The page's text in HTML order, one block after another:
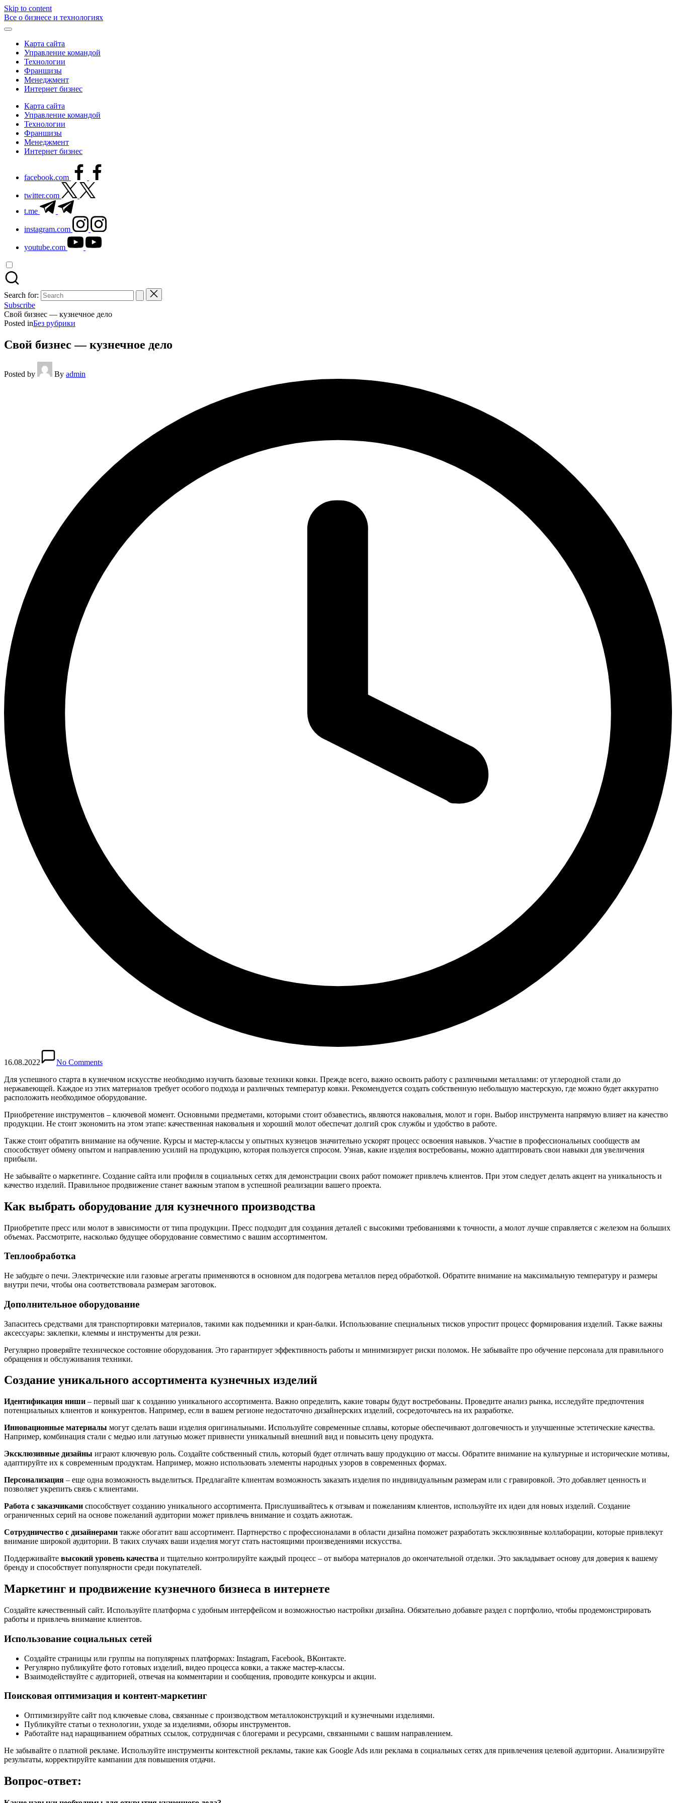
Skip to content
Все о бизнесе и технологиях
Карта сайта
Управление командой
Технологии
Франшизы
Менеджмент
Интернет бизнес
Карта сайта
Управление командой
Технологии
Франшизы
Менеджмент
Интернет бизнес
facebook.com
twitter.com
t.me
instagram.com
youtube.com
Search for:
Subscribe
Свой бизнес — кузнечное дело
Posted inБез рубрики
Свой бизнес — кузнечное дело
Posted by By admin
16.08.2022
No Comments
Для успешного старта в кузнечном искусстве необходимо изучить базовые техники ковки. Прежде всего, важно освоить работу с различными металлами: от углеродной стали до
нержавеющей. Каждое из этих материалов требует особого подхода и различных температур ковки. Рекомендуется создать собственную небольшую мастерскую, где можно будет аккуратно
расположить необходимое оборудование.
Приобретение инструментов – ключевой момент. Основными предметами, которыми стоит обзавестись, являются наковальня, молот и горн. Выбор инструмента напрямую влияет на качество
продукции. Не стоит экономить на этом этапе: качественная наковальня и хороший молот обеспечат долгий срок службы и удобство в работе.
Также стоит обратить внимание на обучение. Курсы и мастер-классы у опытных кузнецов значительно ускорят процесс освоения навыков. Участие в профессиональных сообществ ам
способствует обмену опытом и направлению усилий на продукцию, которая пользуется спросом. Узнав, какие изделия востребованы, можно адаптировать свои навыки для увеличения
прибыли.
Не забывайте о маркетинге. Создание сайта или профиля в социальных сетях для демонстрации своих работ поможет привлечь клиентов. При этом следует делать акцент на уникальность и
качество изделий. Правильное продвижение станет важным этапом в успешной реализации вашего проекта.
Как выбрать оборудование для кузнечного производства
Приобретите пресс или молот в зависимости от типа продукции. Пресс подходит для создания деталей с высокими требованиями к точности, а молот лучше справляется с железом на больших
объемах. Рассмотрите, насколько будущее оборудование совместимо с вашим ассортиментом.
Теплообработка
Не забудьте о печи. Электрические или газовые агрегаты применяются в основном для подогрева металлов перед обработкой. Обратите внимание на максимальную температуру и размеры
внутри печи, чтобы она соответствовала размерам заготовок.
Дополнительное оборудование
Запаситесь средствами для транспортировки материалов, такими как подъемники и кран-балки. Использование специальных тисков упростит процесс формирования изделий. Также важны
аксессуары: заклепки, клеммы и инструменты для резки.
Регулярно проверяйте техническое состояние оборудования. Это гарантирует эффективность работы и минимизирует риски поломок. Не забывайте про обучение персонала для правильного
обращения и обслуживания техники.
Создание уникального ассортимента кузнечных изделий
Идентификация ниши – первый шаг к созданию уникального ассортимента. Важно определить, какие товары будут востребованы. Проведите анализ рынка, исследуйте предпочтения
потенциальных клиентов и конкурентов. Например, если в вашем регионе недостаточно дизайнерских изделий, сосредоточьтесь на их разработке.
Инновационные материалы могут сделать ваши изделия оригинальными. Используйте современные сплавы, которые обеспечивают долговечность и улучшенные эстетические качества.
Например, комбинация стали с медью или латунью может привнести уникальный внешний вид и повысить цену продукта.
Эксклюзивные дизайны играют ключевую роль. Создайте собственный стиль, который будет отличать вашу продукцию от массы. Обратите внимание на культурные и исторические мотивы,
адаптируйте их к современным продуктам. Например, можно использовать элементы народных узоров в современных формах.
Персонализация – еще одна возможность выделиться. Предлагайте клиентам возможность заказать изделия по индивидуальным размерам или с гравировкой. Это добавляет ценность и
позволяет укрепить связь с клиентами.
Работа с заказчиками способствует созданию уникального ассортимента. Прислушивайтесь к отзывам и пожеланиям клиентов, используйте их идеи для новых изделий. Создание
ограниченных серий на основе пожеланий аудитории может привлечь внимание и создать ажиотаж.
Сотрудничество с дизайнерами также обогатит ваш ассортимент. Партнерство с профессионалами в области дизайна поможет разработать эксклюзивные коллаборации, которые привлекут
внимание широкой аудитории. В таких случаях ваши изделия могут стать настоящими произведениями искусства.
Поддерживайте высокий уровень качества и тщательно контролируйте каждый процесс – от выбора материалов до окончательной отделки. Это закладывает основу для доверия к вашему
бренду и способствует популярности среди покупателей.
Маркетинг и продвижение кузнечного бизнеса в интернете
Создайте качественный сайт. Используйте платформа с удобным интерфейсом и возможностью настройки дизайна. Обязательно добавьте раздел с портфолио, чтобы продемонстрировать
работы и привлечь внимание клиентов.
Использование социальных сетей
Создайте страницы или группы на популярных платформах: Instagram, Facebook, ВКонтакте.
Регулярно публикуйте фото готовых изделий, видео процесса ковки, а также мастер-классы.
Взаимодействуйте с аудиторией, отвечая на комментарии и сообщения, проводите конкурсы и акции.
Поисковая оптимизация и контент-маркетинг
Оптимизируйте сайт под ключевые слова, связанные с производством металлоконструкций и кузнечными изделиями.
Публикуйте статьи о технологии, уходе за изделиями, обзоры инструментов.
Работайте над наращиванием обратных ссылок, сотрудничая с блогерами и ресурсами, связанными с вашим направлением.
Не забывайте о платной рекламе. Используйте инструменты контекстной рекламы, такие как Google Ads или реклама в социальных сетях для привлечения целевой аудитории. Анализируйте
результаты, корректируйте кампании для повышения отдачи.
Вопрос-ответ: